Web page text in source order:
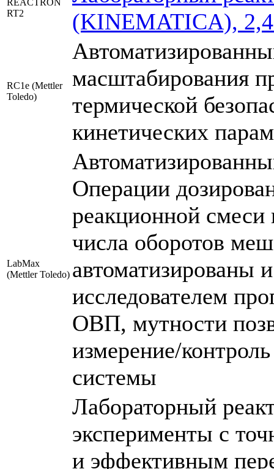
REACTRON
RT2
(KINEMATICA),
RC1e (Mettler
Toledo)
масштабирования
термической
кинетических
LabMax
(Mettler Toledo)
Операции
реакционной
числа оборотов
автоматизированы
исследователем
ОВП, мутности
измерение/
системы
Лабораторный
эксперименты с
и эффективным